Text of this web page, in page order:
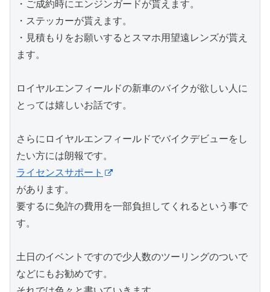
・ご成約時にエンジンガードが貰えます。
・ステッカーが貰えます。
・見積もりをお願いするとスマホ用望遠レンズが貰え
ます。
ロイヤルエンフィールドの新車のバイクが欲しい人に
とっては嬉しいお話です。
さらにロイヤルエンフィールドでバイクデビューをし
たい方には朗報です。
ライセンスサポート
があります。
要するに免許の費用を一部負担してくれるという事で
す。
土日のイベントですので少人数のツーリングのついで
などにもお勧めです。